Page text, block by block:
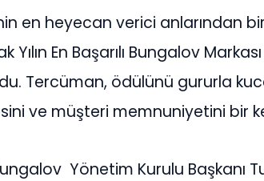
en heyecan verici anlarından
Yılın En Başarılı Bungalov
Tercüman, ödülünü gururla
ve müşteri memnuniyetini bir
Yönetim Kurulu Başkanı